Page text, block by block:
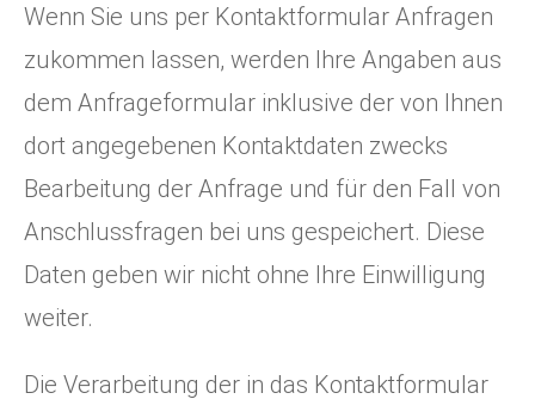
Wenn Sie uns per Kontaktformular Anfragen
zukommen lassen, werden Ihre Angaben aus
dem Anfrageformular inklusive der von Ihnen
dort angegebenen Kontaktdaten zwecks
Bearbeitung der Anfrage und für den Fall von
Anschlussfragen bei uns gespeichert. Diese
Daten geben wir nicht ohne Ihre Einwilligung
weiter.
Die Verarbeitung der in das Kontaktformular